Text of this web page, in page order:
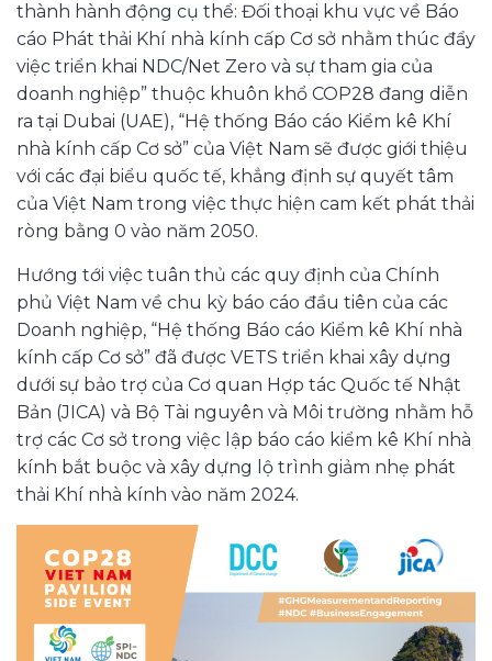
thành hành động cụ thể: Đối thoại khu vực về Báo
cáo Phát thải Khí nhà kính cấp Cơ sở nhằm thúc đẩy
việc triển khai NDC/Net Zero và sự tham gia của
doanh nghiệp” thuộc khuôn khổ COP28 đang diễn
ra tại Dubai (UAE), “Hệ thống Báo cáo Kiểm kê Khí
nhà kính cấp Cơ sở” của Việt Nam sẽ được giới thiệu
với các đại biểu quốc tế, khẳng định sự quyết tâm
của Việt Nam trong việc thực hiện cam kết phát thải
ròng bằng 0 vào năm 2050.
Hướng tới việc tuân thủ các quy định của Chính
phủ Việt Nam về chu kỳ báo cáo đầu tiên của các
Doanh nghiệp, “Hệ thống Báo cáo Kiểm kê Khí nhà
kính cấp Cơ sở” đã được VETS triển khai xây dựng
dưới sự bảo trợ của Cơ quan Hợp tác Quốc tế Nhật
Bản (JICA) và Bộ Tài nguyên và Môi trường nhằm hỗ
trợ các Cơ sở trong việc lập báo cáo kiểm kê Khí nhà
kính bắt buộc và xây dựng lộ trình giảm nhẹ phát
thải Khí nhà kính vào năm 2024.